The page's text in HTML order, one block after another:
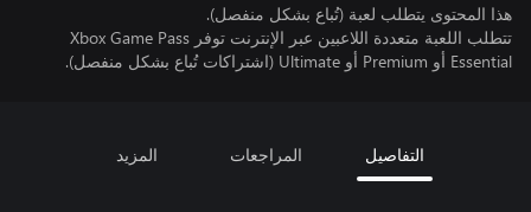
هذا المحتوى يتطلب لعبة (تُباع بشكل منفصل).
تتطلب اللعبة متعددة اللاعبين عبر الإنترنت توفر Xbox Game Pass
Essential أو Premium أو Ultimate (اشتراكات تُباع بشكل منفصل).
التفاصيل المراجعات المزيد